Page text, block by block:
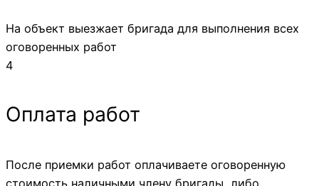
На объект выезжает бригада для выполнения всех
оговоренных работ
4
Оплата работ
После приемки работ оплачиваете оговоренную